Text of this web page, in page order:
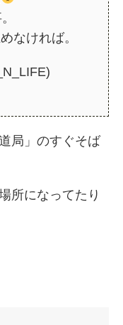
なければ。
局」のすぐそば
所になってたり